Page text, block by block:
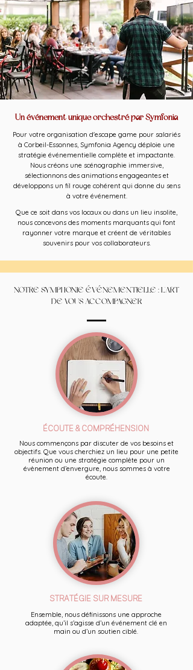
Un événement unique orchestré par Symfonia
Pour votre organisation d'escape game pour salariés
à Corbeil-Essonnes, Symfonia Agency déploie une
stratégie événementielle complète et impactante.
Nous créons une scénographie immersive,
sélectionnons des animations engageantes et
développons un fil rouge cohérent qui donne du sens
à votre événement.
Que ce soit dans vos locaux ou dans un lieu insolite,
nous concevons des moments marquants qui font
rayonner votre marque et créent de véritables
souvenirs pour vos collaborateurs.
NOTRE SYMPHONIE ÉVÉNEMENTIELLE : L'ART
DE VOUS ACCOMPAGNER
ÉCOUTE & COMPRÉHENSION
Nous commençons par discuter de vos besoins et
objectifs. Que vous cherchiez un lieu pour une petite
réunion ou une stratégie complète pour un
évènement d’envergure, nous sommes à votre
écoute.
STRATÉGIE SUR MESURE
Ensemble, nous définissons une approche
adaptée, qu’il s’agisse d’un événement clé en
main ou d’un soutien ciblé.